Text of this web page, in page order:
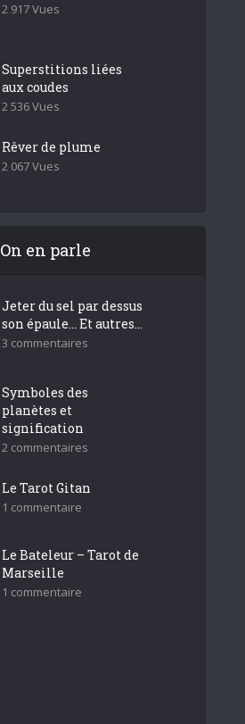
2 917 Vues
Superstitions liées
aux coudes
2 536 Vues
Rêver de plume
2 067 Vues
On en parle
Jeter du sel par dessus
son épaule… Et autres...
3 commentaires
Symboles des
planètes et
signification
2 commentaires
Le Tarot Gitan
1 commentaire
Le Bateleur – Tarot de
Marseille
1 commentaire